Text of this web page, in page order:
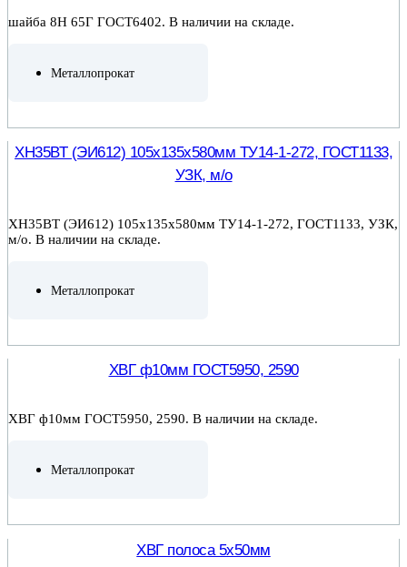
шайба 8Н 65Г ГОСТ6402. В наличии на складе.
Металлопрокат
ХН35ВТ (ЭИ612) 105х135х580мм ТУ14-1-272, ГОСТ1133,
УЗК, м/о
ХН35ВТ (ЭИ612) 105х135х580мм ТУ14-1-272, ГОСТ1133, УЗК,
м/о. В наличии на складе.
Металлопрокат
ХВГ ф10мм ГОСТ5950, 2590
ХВГ ф10мм ГОСТ5950, 2590. В наличии на складе.
Металлопрокат
ХВГ полоса 5х50мм